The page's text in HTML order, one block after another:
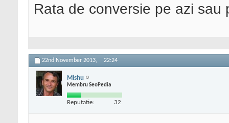
Rata de conversie pe azi sau
22nd November 2013, 22:24
Mishu
Membru SeoPedia
Reputatie: 32